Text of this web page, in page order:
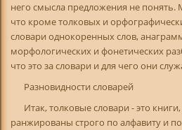
него смысла предложения не понять.
что кроме толковых и
словари однокоренных слов,
морфологических и фонетических
что это за словари и для чего они
Разновидности словарей
Итак, толковые словари - это
ранжированы строго по алфавиту и